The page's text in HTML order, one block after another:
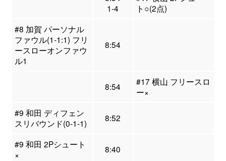
1-4
ト○(2点)
#8 加賀 パーソナル
ファウル(1-1:1) フリ
ースローオンファウ
ル1
8:54
8:54
#17 横山 フリースロ
ー×
#9 和田 ディフェン
スリバウンド(0-1-1)
8:52
#9 和田 2Pシュート
×
8:40